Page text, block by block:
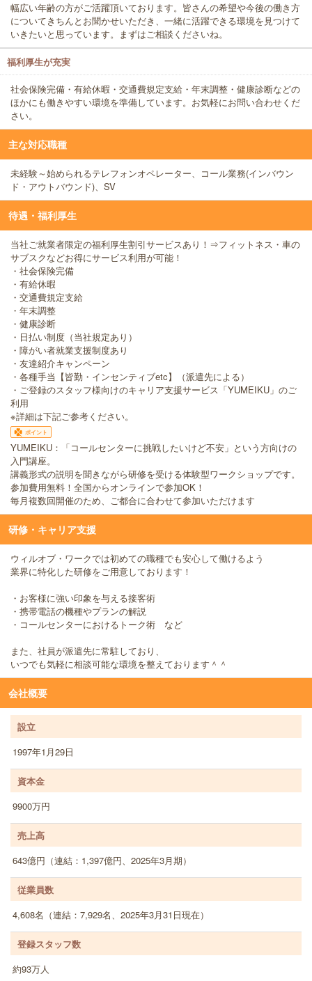
幅広い年齢の方がご活躍頂いております。皆さんの希望や今後の働き方
についてきちんとお聞かせいただき、一緒に活躍できる環境を見つけて
いきたいと思っています。まずはご相談くださいね。
福利厚生が充実
社会保険完備・有給休暇・交通費規定支給・年末調整・健康診断などの
ほかにも働きやすい環境を準備しています。お気軽にお問い合わせくだ
さい。
主な対応職種
未経験～始められるテレフォンオペレーター、コール業務(インバウン
ド・アウトバウンド)、SV
待遇・福利厚生
当社ご就業者限定の福利厚生割引サービスあり！⇒フィットネス・車の
サブスクなどお得にサービス利用が可能！
・社会保険完備
・有給休暇
・交通費規定支給
・年末調整
・健康診断
・日払い制度（当社規定あり）
・障がい者就業支援制度あり
・友達紹介キャンペーン
・各種手当【皆勤・インセンティブetc】（派遣先による）
・ご登録のスタッフ様向けのキャリア支援サービス「YUMEIKU」のご
利用
※詳細は下記ご参考ください。
ポイント
YUMEIKU：「コールセンターに挑戦したいけど不安」という方向けの
入門講座。
講義形式の説明を聞きながら研修を受ける体験型ワークショップです。
参加費用無料！全国からオンラインで参加OK！
毎月複数回開催のため、ご都合に合わせて参加いただけます
研修・キャリア支援
ウィルオブ・ワークでは初めての職種でも安心して働けるよう
業界に特化した研修をご用意しております！
・お客様に強い印象を与える接客術
・携帯電話の機種やプランの解説
・コールセンターにおけるトーク術 など
また、社員が派遣先に常駐しており、
いつでも気軽に相談可能な環境を整えております＾＾
会社概要
設立
1997年1月29日
資本金
9900万円
売上高
643億円（連結：1,397億円、2025年3月期）
従業員数
4,608名（連結：7,929名、2025年3月31日現在）
登録スタッフ数
約93万人